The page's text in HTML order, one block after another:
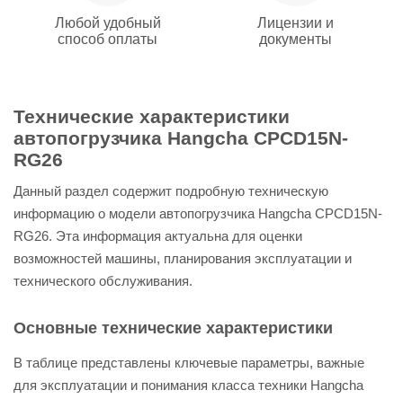
Любой удобный
способ оплаты
Лицензии и
документы
Технические характеристики
автопогрузчика Hangcha CPCD15N-
RG26
Данный раздел содержит подробную техническую
информацию о модели автопогрузчика Hangcha CPCD15N-
RG26. Эта информация актуальна для оценки
возможностей машины, планирования эксплуатации и
технического обслуживания.
Основные технические характеристики
В таблице представлены ключевые параметры, важные
для эксплуатации и понимания класса техники Hangcha